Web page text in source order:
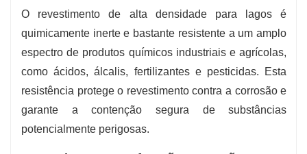
O revestimento de alta densidade para lagos é
quimicamente inerte e bastante resistente a um amplo
espectro de produtos químicos industriais e agrícolas,
como ácidos, álcalis, fertilizantes e pesticidas. Esta
resistência protege o revestimento contra a corrosão e
garante a contenção segura de substâncias
potencialmente perigosas.